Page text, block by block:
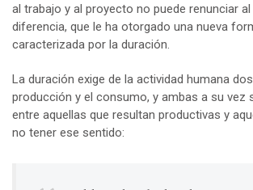
al trabajo y al proyecto no puede renunciar
diferencia, que le ha otorgado una nueva
caracterizada por la duración.
La duración exige de la actividad humana
producción y el consumo, y ambas a su vez
entre aquellas que resultan productivas y
no tener ese sentido: